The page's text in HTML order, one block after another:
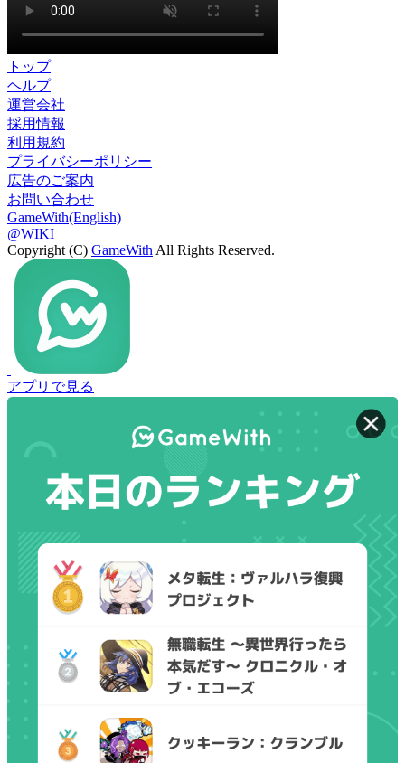
トップ
ヘルプ
運営会社
採用情報
利用規約
プライバシーポリシー
広告のご案内
お問い合わせ
GameWith(English)
@WIKI
Copyright (C) GameWith All Rights Reserved.
アプリで見る